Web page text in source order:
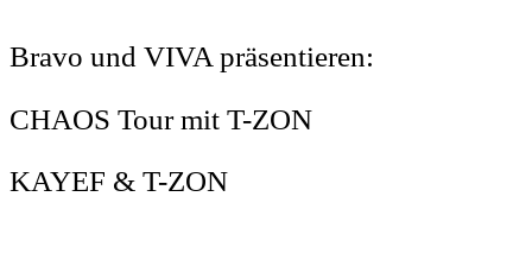
Bravo und VIVA präsentieren:
CHAOS Tour mit T-ZON
KAYEF & T-ZON